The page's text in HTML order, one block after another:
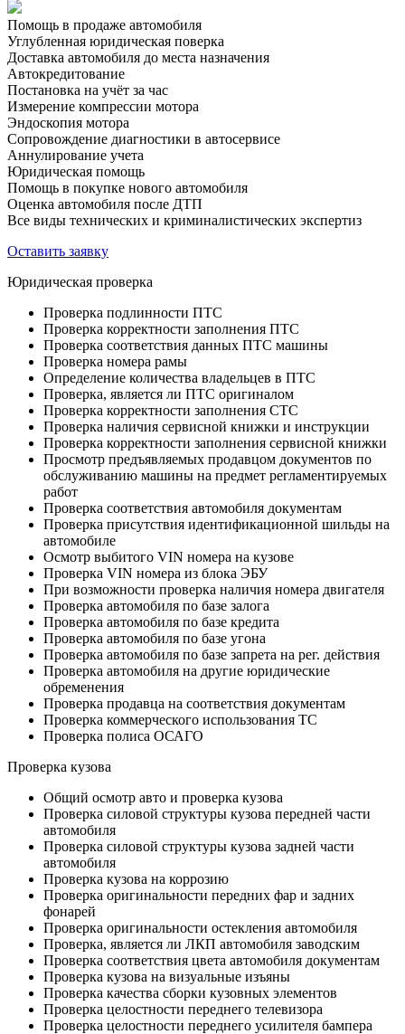
Помощь в продаже автомобиля
Углубленная юридическая поверка
Доставка автомобиля до места назначения
Автокредитование
Постановка на учёт за час
Измерение компрессии мотора
Эндоскопия мотора
Сопровождение диагностики в автосервисе
Аннулирование учета
Юридическая помощь
Помощь в покупке нового автомобиля
Оценка автомобиля после ДТП
Все виды технических и криминалистических экспертиз
Оставить заявку
Юридическая проверка
Проверка подлинности ПТС
Проверка корректности заполнения ПТС
Проверка соответствия данных ПТС машины
Проверка номера рамы
Определение количества владельцев в ПТС
Проверка, является ли ПТС оригиналом
Проверка корректности заполнения СТС
Проверка наличия сервисной книжки и инструкции
Проверка корректности заполнения сервисной книжки
Просмотр предъявляемых продавцом документов по
обслуживанию машины на предмет регламентируемых
работ
Проверка соответствия автомобиля документам
Проверка присутствия идентификационной шильды на
автомобиле
Осмотр выбитого VIN номера на кузове
Проверка VIN номера из блока ЭБУ
При возможности проверка наличия номера двигателя
Проверка автомобиля по базе залога
Проверка автомобиля по базе кредита
Проверка автомобиля по базе угона
Проверка автомобиля по базе запрета на рег. действия
Проверка автомобиля на другие юридические
обременения
Проверка продавца на соответствия документам
Проверка коммерческого использования ТС
Проверка полиса ОСАГО
Проверка кузова
Общий осмотр авто и проверка кузова
Проверка силовой структуры кузова передней части
автомобиля
Проверка силовой структуры кузова задней части
автомобиля
Проверка кузова на коррозию
Проверка оригинальности передних фар и задних
фонарей
Проверка оригинальности остекления автомобиля
Проверка, является ли ЛКП автомобиля заводским
Проверка соответствия цвета автомобиля документам
Проверка кузова на визуальные изъяны
Проверка качества сборки кузовных элементов
Проверка целостности переднего телевизора
Проверка целостности переднего усилителя бампера